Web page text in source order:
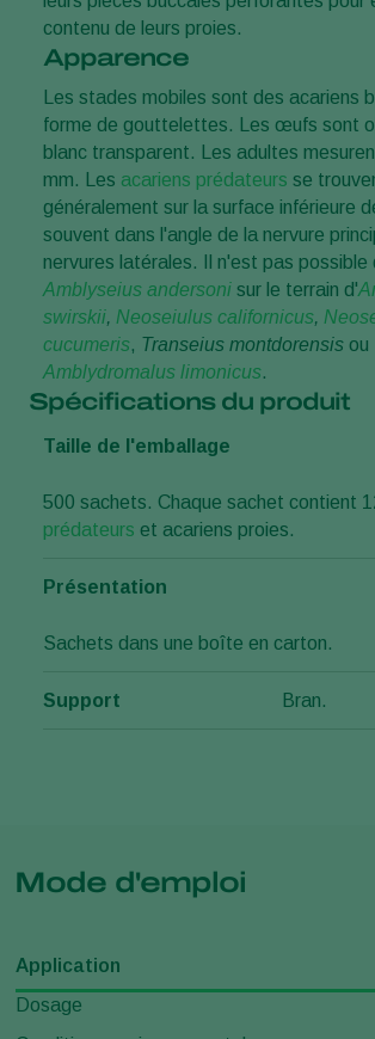
contenu de leurs proies.
Apparence
Les stades mobiles sont des acariens
forme de gouttelettes. Les œufs sont
blanc transparent. Les adultes
mm. Les acariens prédateurs se
généralement sur la surface inférieure
souvent dans l'angle de la nervure
nervures latérales. Il n'est pas possible
Amblyseius andersoni sur le terrain d'
swirskii, Neoseiulus californicus,
cucumeris, Transeius montdorensis ou
Amblydromalus limonicus.
Spécifications du produit
Taille de l'emballage
500 sachets. Chaque sachet contient
prédateurs et acariens proies.
Présentation
Sachets dans une boîte en carton.
Support Bran.
Mode d'emploi
Application
Dosage